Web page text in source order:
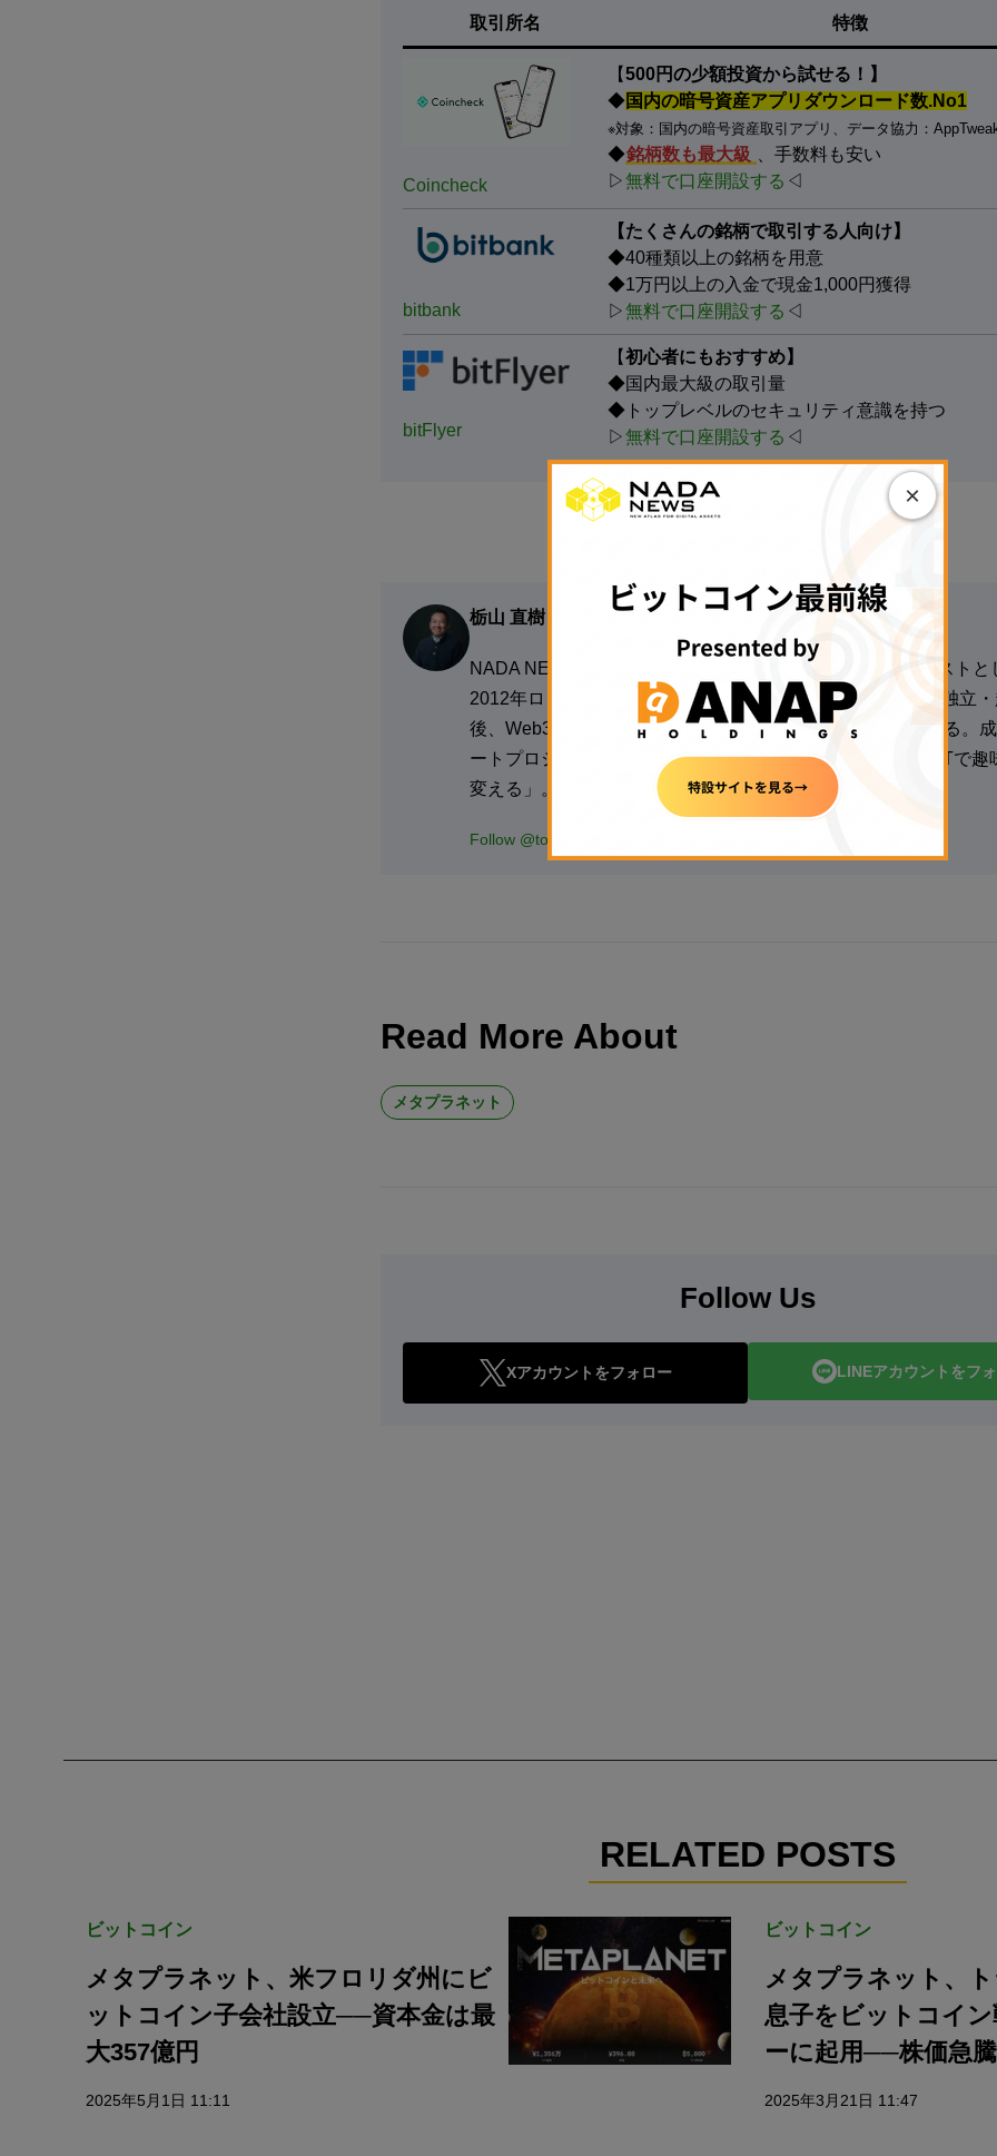
取引所名 特徴
Coincheck
【500円の少額投資から試せる！】
◆国内の暗号資産アプリダウンロード数.No1
※対象：国内の暗号資産取引アプリ、データ協力：
◆銘柄数も最大級
、手数料も安い
▷無料で口座開設する ◁
bitbank
【たくさんの銘柄で取引する人向け】
◆40種類以上の銘柄を用意
◆1万円以上の入金で現金1,000円獲得
▷無料で口座開設する ◁
bitFlyer
【初心者にもおすすめ】
◆国内最大級の取引量
◆トップレベルのセキュリティ意識を持つ
▷無料で口座開設する ◁
栃山 直樹
NADA NEWS記者：全国紙で15年間、スポーツジャーナリストと
2012年ロンドン五輪取材やプロ野球担当を経て、2020年に独立
後、Web3の可能性に魅了され、特化サイトを複数立ち上げる。
ートプロジェクト「ZUTTO MAMORU」代表。著書に「NFTで趣
変える」。
Follow @tochi1203 on X
Read More About
メタプラネット
Follow Us
Xアカウントをフォロー LINEアカウントをフ
RELATED POSTS
ビットコイン
メタプラネット、米フロリダ州にビ
ットコイン子会社設立──資本金は最
大357億円
2025年5月1日 11:11
ビットコイン
メタプラネット、
息子をビットコイ
ーに起用──株価急騰
2025年3月21日 11:47
×